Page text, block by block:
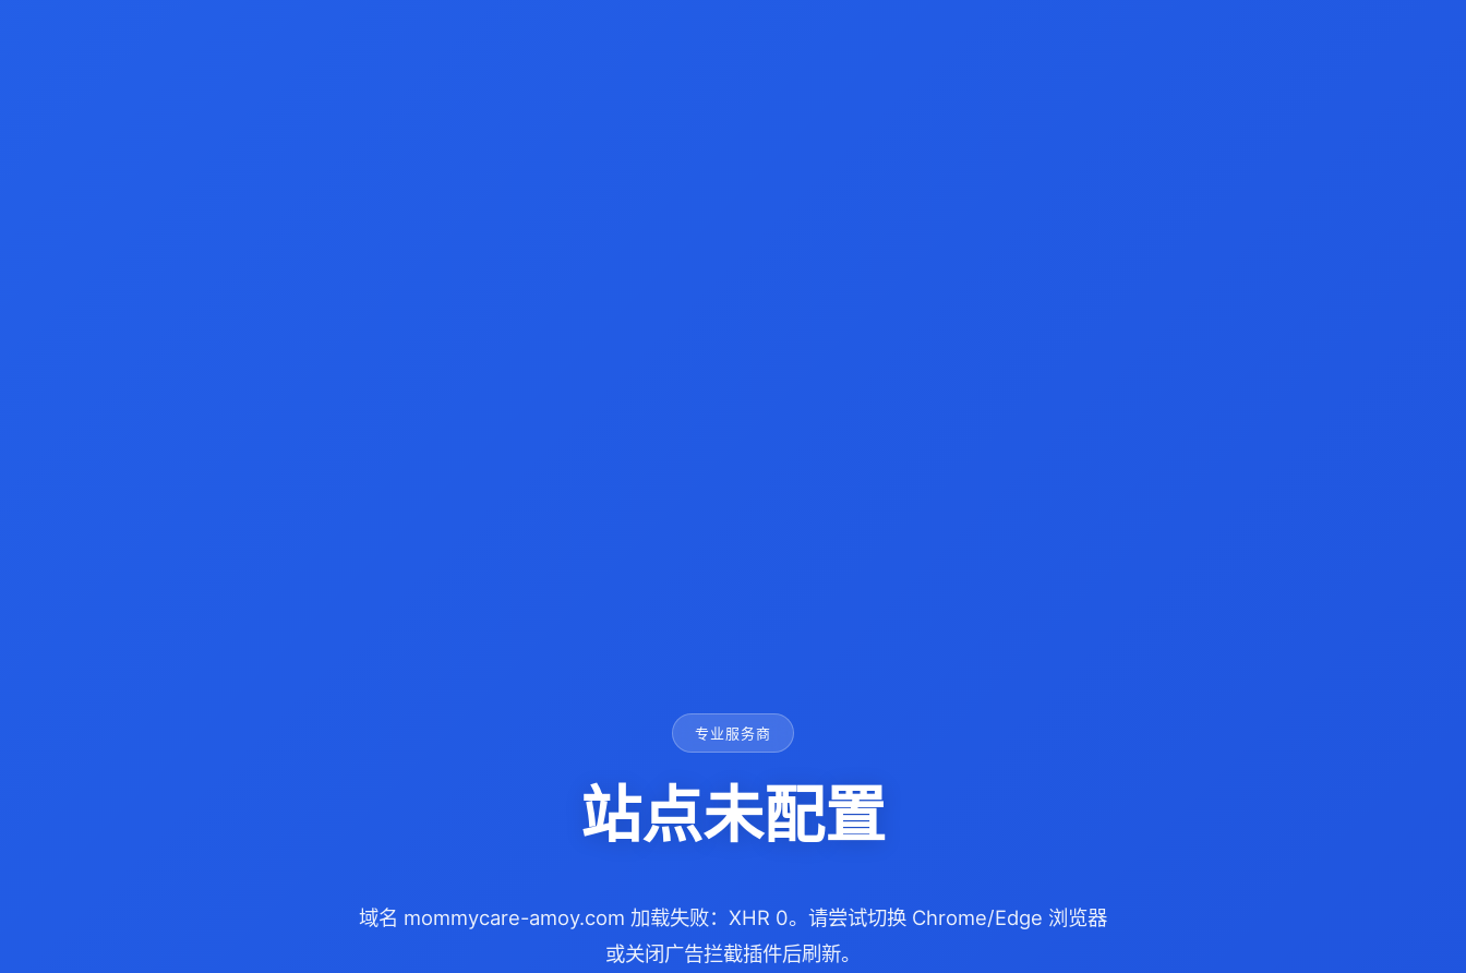
专业服务商
站点未配置
域名 mommycare-amoy.com 加载失败：XHR 0。请尝试切换 Chrome/Edge 浏览器
或关闭广告拦截插件后刷新。